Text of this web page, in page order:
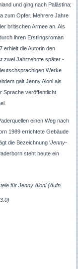
und ging nach Palästina;
zum Opfer. Mehrere Jahre
britischen Armee an. Als
ihren Erstlingsroman
erhielt die Autorin den
zwei Jahrzehnte später -
Werke
galt Jenny Aloni als
Sprache veröffentlicht.
einen Weg nach
1989 errichtete Gebäude
die Bezeichnung 'Jenny-
steht heute ein
für Jenny Aloni (Aufn.